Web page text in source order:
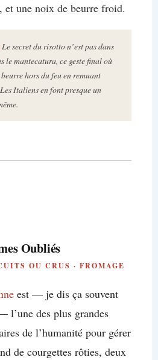
et une noix de beurre froid.
Le secret du risotto n’est pas dans
lemantecatura, ce geste final où
hors du feu en remuant
Italiens en font presque un
Oubliés
OU CRUS · FROMAGE
est — je dis ça souvent
l’une des plus grandes
de l’humanité pour gérer
de courgettes rôties, deux